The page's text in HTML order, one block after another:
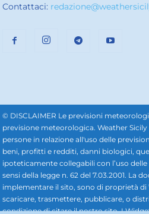
Contattaci:
© DISCLAIMER Le previsioni
previsione meteorologica. Weather
persone in relazione all'uso delle
beni, profitti e redditi, danni biologici,
ipoteticamente collegabili con l’uso
sensi della legge n. 62 del 7.03.2001.
implementare il sito, sono di proprietà
scaricare, trasmettere, pubblicare, o
condizione di citare il nostro sito. I